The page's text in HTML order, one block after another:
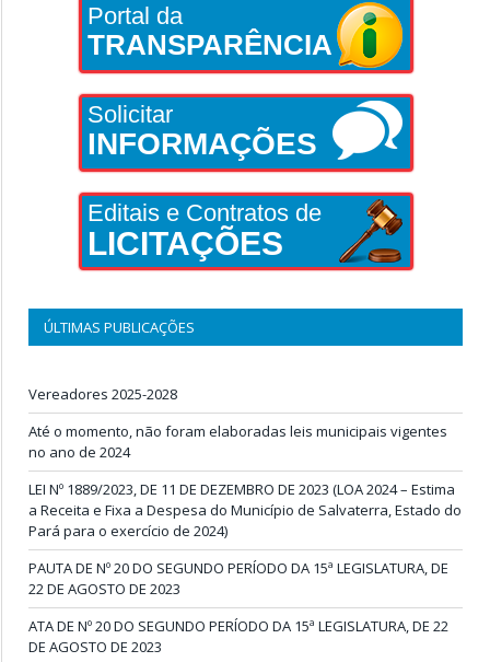
Portal da
TRANSPARÊNCIA
Solicitar
INFORMAÇÕES
Editais e Contratos de
LICITAÇÕES
ÚLTIMAS PUBLICAÇÕES
Vereadores 2025-2028
Até o momento, não foram elaboradas leis municipais vigentes
no ano de 2024
LEI Nº 1889/2023, DE 11 DE DEZEMBRO DE 2023 (LOA 2024 – Estima
a Receita e Fixa a Despesa do Município de Salvaterra, Estado do
Pará para o exercício de 2024)
PAUTA DE Nº 20 DO SEGUNDO PERÍODO DA 15ª LEGISLATURA, DE
22 DE AGOSTO DE 2023
ATA DE Nº 20 DO SEGUNDO PERÍODO DA 15ª LEGISLATURA, DE 22
DE AGOSTO DE 2023